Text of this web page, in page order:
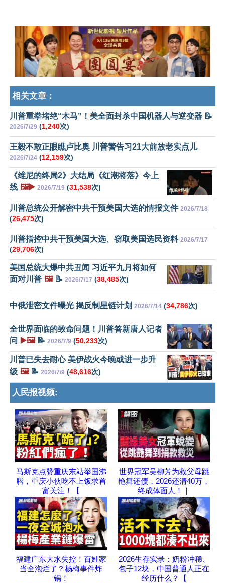
相关文章：
川普重拳堵绝“木马”！美全面封杀中国机器人与逆变器 📝
2026/7/29 (1,240次)
王毅不敢正眼瞧卢比奥 川普警告习21大前放老实点儿
2026/7/24 (12,159次)
《维尼的终局2》大结局《红潮将落》今上
线 🖼️▶️ 2026/7/19 (31,538次)
川普总统公开解密中共干预美国大选的情报文件 2026/7/18
(26,475次)
川普指控中共干预美国大选、窃取美国选民资料 2026/7/17
(29,706次)
美国总统大爆中共丑闻 习近平九月将如何
面对川普 🖼️📝 2026/7/17 (38,485次)
中俄泄密文件曝光 揭反制星链计划 2026/7/14 (34,786次)
全世界面临的致命问题！川普答新唐人记者
问 ▶️🖼️📝 2026/7/9 (50,233次)
川普已失去耐心 美伊战火今晚或进一步升
级 🖼️📝 2026/7/9 (48,616次)
人民报视频:
马斯克点赞重庆东站举国沸
腾，重庆小伙吃不上饭求首
富关注！【
世界冠军吴柳芳为救父母跳
艳舞还债，2026还清40万，
终成体面人！｜
福建广东大水失控！百姓家
当全泡烂了？杨梅事件炸
锅！
2026生存实录：奶粉冲稀、
包子12块，中国普通人正在
经历什么？【